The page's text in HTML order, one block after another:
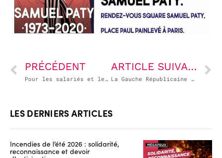
PRÉCÉDENT
Pour les salariés et les Français, il faut faire plier les sociétés pétrolières
ARTICLE SUIVANT
La Gauche Républicaine et Socialiste sera toujours du côté du mouvement social
LES DERNIERS ARTICLES
Incendies de l’été 2026 : solidarité,
reconnaissance et devoir